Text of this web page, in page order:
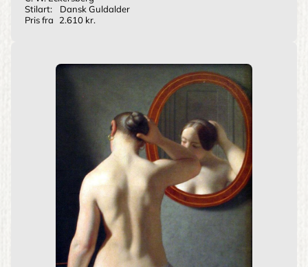
Stilart:
Dansk Guldalder
Pris fra
2.610 kr.